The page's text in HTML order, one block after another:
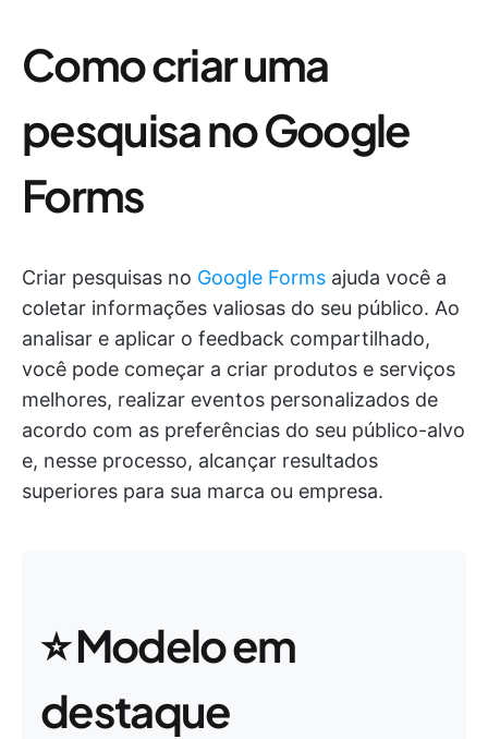
Como criar uma
pesquisa no Google
Forms
Criar pesquisas no Google Forms ajuda você a
coletar informações valiosas do seu público. Ao
analisar e aplicar o feedback compartilhado,
você pode começar a criar produtos e serviços
melhores, realizar eventos personalizados de
acordo com as preferências do seu público-alvo
e, nesse processo, alcançar resultados
superiores para sua marca ou empresa.
⭐ Modelo em
destaque